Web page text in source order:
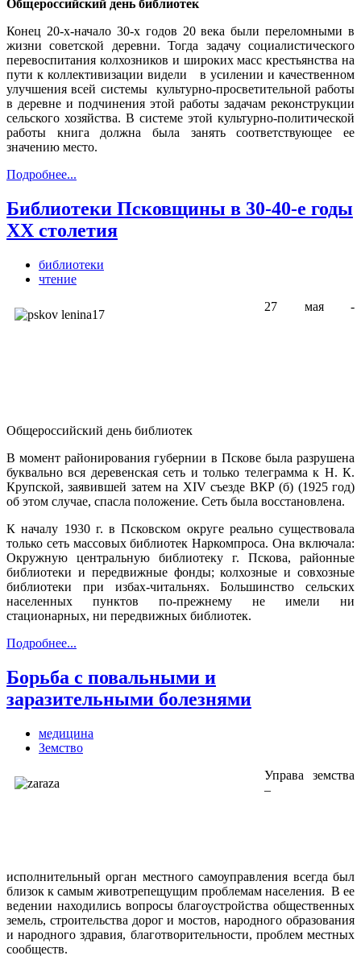
Общероссийский день библиотек
Конец 20-х-начало 30-х годов 20 века были переломными в
жизни советской деревни. Тогда задачу социалистического
перевоспитания колхозников и широких масс крестьянства на
пути к коллективизации видели в усилении и качественном
улучшения всей системы культурно-просветительной работы
в деревне и подчинения этой работы задачам реконструкции
сельского хозяйства. В системе этой культурно-политической
работы книга должна была занять соответствующее ее
значению место.
Подробнее...
Библиотеки Псковщины в 30-40-е годы
ХХ столетия
библиотеки
чтение
27 мая -
Общероссийский день библиотек
В момент районирования губернии в Пскове была разрушена
буквально вся деревенская сеть и только телеграмма к Н. К.
Крупской, заявившей затем на XIV съезде ВКР (б) (1925 год)
об этом случае, спасла положение. Сеть была восстановлена.
К началу 1930 г. в Псковском округе реально существовала
только сеть массовых библиотек Наркомпроса. Она включала:
Окружную центральную библиотеку г. Пскова, районные
библиотеки и передвижные фонды; колхозные и совхозные
библиотеки при избах-читальнях. Большинство сельских
населенных пунктов по-прежнему не имели ни
стационарных, ни передвижных библиотек.
Подробнее...
Борьба с повальными и
заразительными болезнями
медицина
Земство
Управа земства
–
исполнительный орган местного самоуправления всегда был
близок к самым животрепещущим проблемам населения. В ее
ведении находились вопросы благоустройства общественных
земель, строительства дорог и мостов, народного образования
и народного здравия, благотворительности, проблем местных
сообществ.